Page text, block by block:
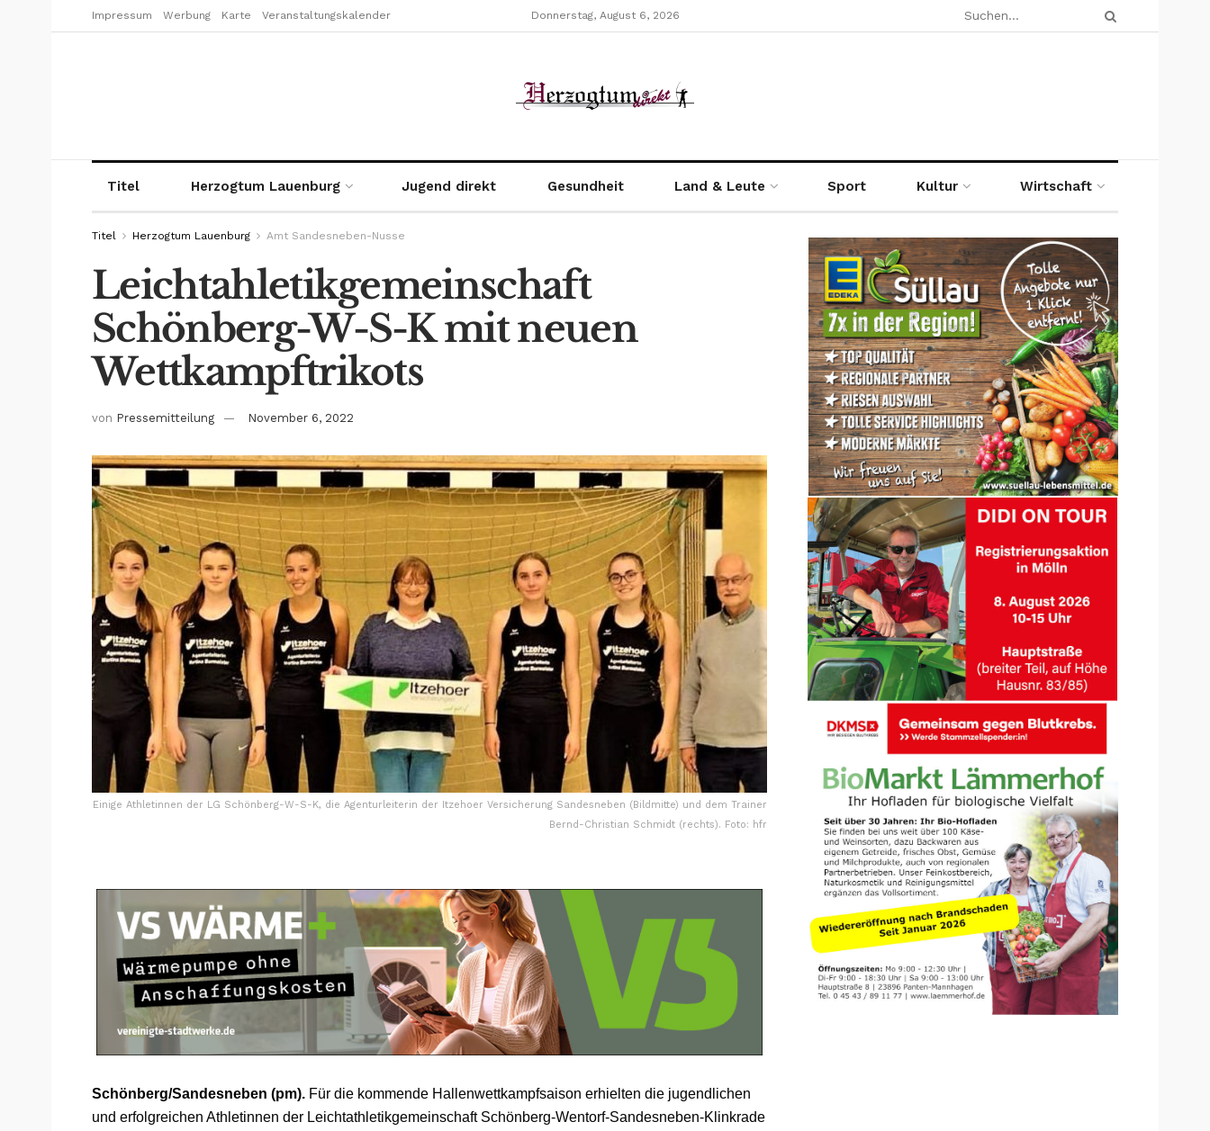
Impressum Werbung Karte Veranstaltungskalender Donnerstag, August 6, 2026
Titel Herzogtum Lauenburg Jugend direkt Gesundheit Land & Leute Sport Kultur Wirtschaft
Titel Herzogtum Lauenburg Amt Sandesneben-Nusse
Leichtahletikgemeinschaft
Schönberg-W-S-K mit neuen
Wettkampftrikots
von Pressemitteilung November 6, 2022
Einige Athletinnen der LG Schönberg-W-S-K, die Agenturleiterin der Itzehoer Versicherung Sandesneben (Bildmitte) und dem Trainer
Bernd-Christian Schmidt (rechts). Foto: hfr
Schönberg/Sandesneben (pm). Für die kommende Hallenwettkampfsaison erhielten die jugendlichen
und erfolgreichen Athletinnen der Leichtathletikgemeinschaft Schönberg-Wentorf-Sandesneben-Klinkrade